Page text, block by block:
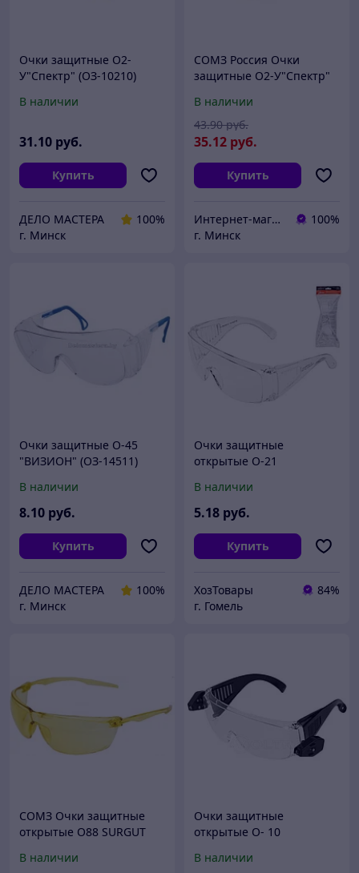
Очки защитные О2-
У"Спектр" (ОЗ-10210)
В наличии
31.10 руб.
Купить
ДЕЛО МАСТЕРА
100%
г. Минск
СОМЗ Россия Очки
защитные О2-У"Спектр"
В наличии
35.12 руб.
43.90 руб.
Купить
Интернет-магазин 24маркет.бел
100%
г. Минск
Очки защитные О-45
"ВИЗИОН" (ОЗ-14511)
В наличии
8.10 руб.
Купить
ДЕЛО МАСТЕРА
100%
г. Минск
Очки защитные
открытые О-21
В наличии
5.18 руб.
Купить
ХозТовары
84%
г. Гомель
СОМЗ Очки защитные
открытые О88 SURGUT
(СОМЗ)
В наличии
Очки защитные
открытые О- 10
В наличии